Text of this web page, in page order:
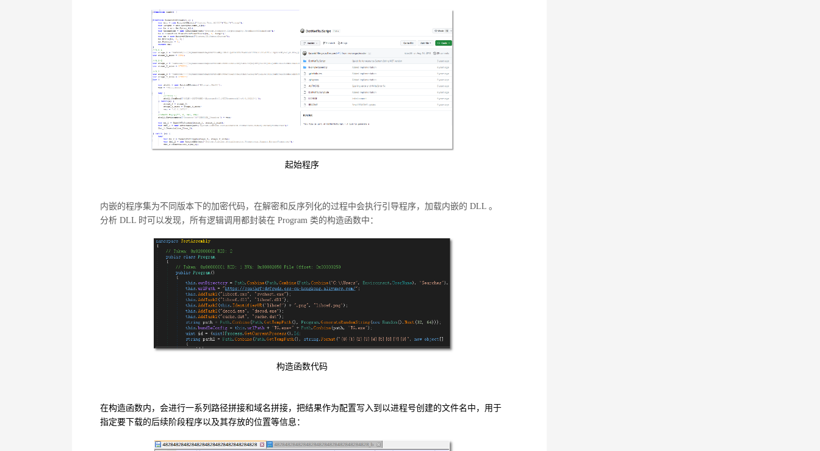
起始程序
内嵌的程序集为不同版本下的加密代码，在解密和反序列化的过程中会执行引导程序，加载内嵌的 DLL 。
分析DLL 时可以发现，所有逻辑调用都封装在 Program 类的构造函数中：
构造函数代码
在构造函数内，会进行一系列路径拼接和域名拼接，把结果作为配置写入到以进程号创建的文件名中，用于
指定要下载的后续阶段程序以及其存放的位置等信息：